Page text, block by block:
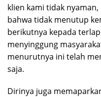
klien kami tidak
bahwa tidak menutup
berikutnya kepada
menyinggung
menurutnya ini telah
saja.
Dirinya juga